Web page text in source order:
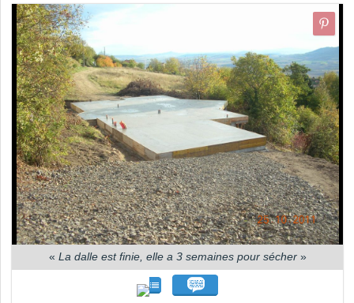
« La dalle est finie, elle a 3 semaines pour sécher»